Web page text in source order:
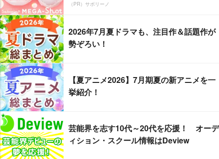
（PR）サボリーノ
2026年7月夏ドラマも、注目作＆話題作が
勢ぞろい！
【夏アニメ2026】7月期夏の新アニメを一
挙紹介！
芸能界を志す10代～20代を応援！ オーデ
ィション・スクール情報はDeview